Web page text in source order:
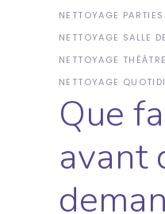
NETTOYAGE
NETTOYAGE SALLE
NETTOYAGE THÉÂTRE
NETTOYAGE
Que
avant